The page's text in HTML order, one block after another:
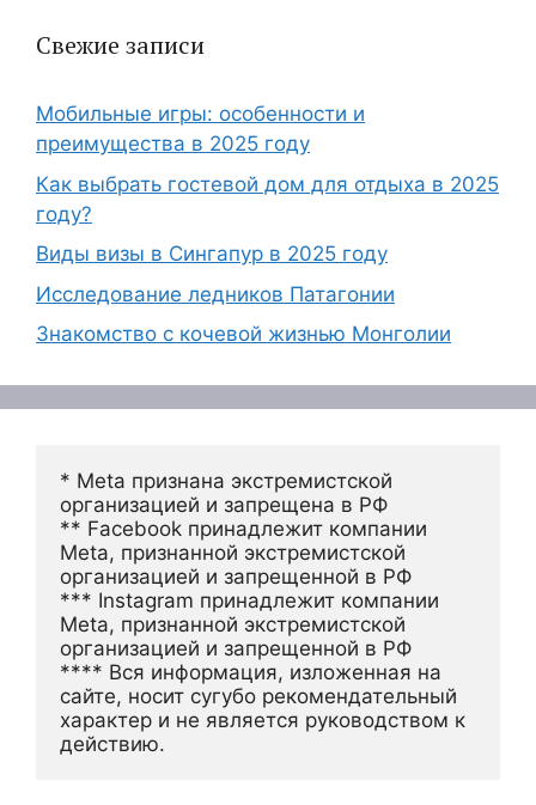
Свежие записи
Мобильные игры: особенности и
преимущества в 2025 году
Как выбрать гостевой дом для отдыха в 2025
году?
Виды визы в Сингапур в 2025 году
Исследование ледников Патагонии
Знакомство с кочевой жизнью Монголии
* Meta признана экстремистской
организацией и запрещена в РФ
** Facebook принадлежит компании
Meta, признанной экстремистской
организацией и запрещенной в РФ
*** Instagram принадлежит компании
Meta, признанной экстремистской
организацией и запрещенной в РФ
**** Вся информация, изложенная на
сайте, носит сугубо рекомендательный
характер и не является руководством к
действию.